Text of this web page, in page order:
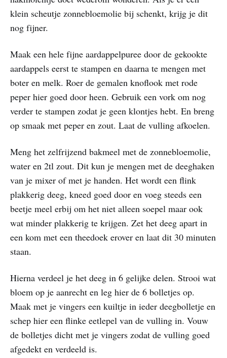
klein scheutje zonnebloemolie bij schenkt, krijg je dit
nog fijner.
Maak een hele fijne aardappelpuree door de gekookte
aardappels eerst te stampen en daarna te mengen met
boter en melk. Roer de gemalen knoflook met rode
peper hier goed door heen. Gebruik een vork om nog
verder te stampen zodat je geen klontjes hebt. En breng
op smaak met peper en zout. Laat de vulling afkoelen.
Meng het zelfrijzend bakmeel met de zonnebloemolie,
water en 2tl zout. Dit kun je mengen met de deeghaken
van je mixer of met je handen. Het wordt een flink
plakkerig deeg, kneed goed door en voeg steeds een
beetje meel erbij om het niet alleen soepel maar ook
wat minder plakkerig te krijgen. Zet het deeg apart in
een kom met een theedoek erover en laat dit 30 minuten
staan.
Hierna verdeel je het deeg in 6 gelijke delen. Strooi wat
bloem op je aanrecht en leg hier de 6 bolletjes op.
Maak met je vingers een kuiltje in ieder deegbolletje en
schep hier een flinke eetlepel van de vulling in. Vouw
de bolletjes dicht met je vingers zodat de vulling goed
afgedekt en verdeeld is.